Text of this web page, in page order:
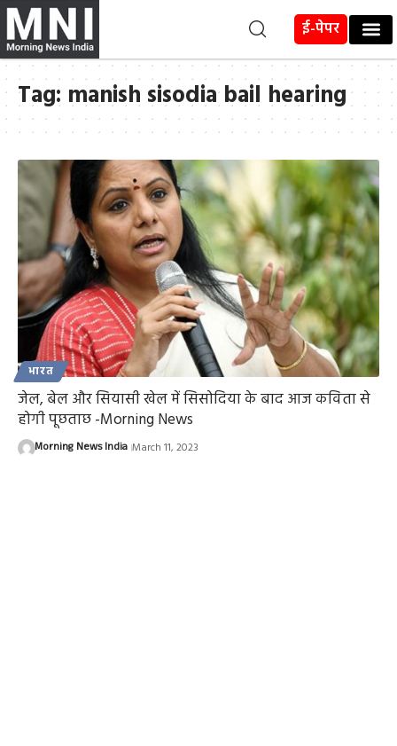
ई-पेपर
Tag: manish sisodia bail hearing
भारत
जेल, बेल और सियासी खेल में सिसोदिया के बाद आज कविता से
होगी पूछताछ -Morning News
Morning News India March 11, 2023